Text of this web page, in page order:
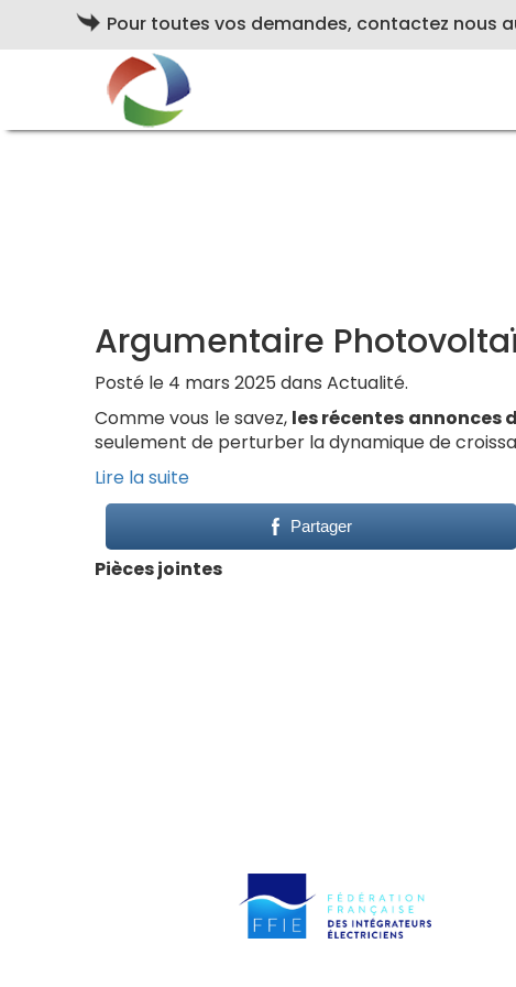
Pour toutes vos demandes, contactez nous
Argumentaire
Posté le 4 mars 2025 dans Actualité.
Comme vous le savez, les récentes annonces
seulement de perturber la dynamique de
Lire la suite
Partager
Pièces jointes